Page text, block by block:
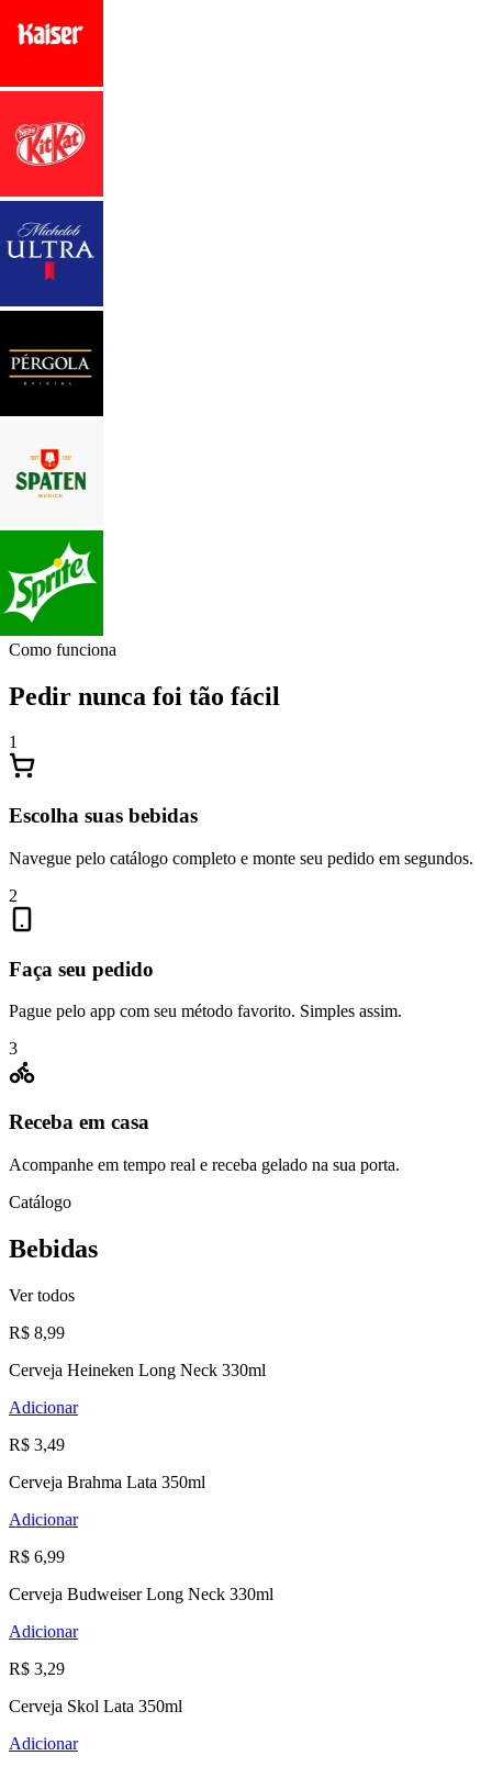
Como funciona
Pedir nunca foi tão fácil
1
Escolha suas bebidas
Navegue pelo catálogo completo e monte seu pedido em segundos.
2
Faça seu pedido
Pague pelo app com seu método favorito. Simples assim.
3
Receba em casa
Acompanhe em tempo real e receba gelado na sua porta.
Catálogo
Bebidas
Ver todos
R$ 8,99
Cerveja Heineken Long Neck 330ml
Adicionar
R$ 3,49
Cerveja Brahma Lata 350ml
Adicionar
R$ 6,99
Cerveja Budweiser Long Neck 330ml
Adicionar
R$ 3,29
Cerveja Skol Lata 350ml
Adicionar